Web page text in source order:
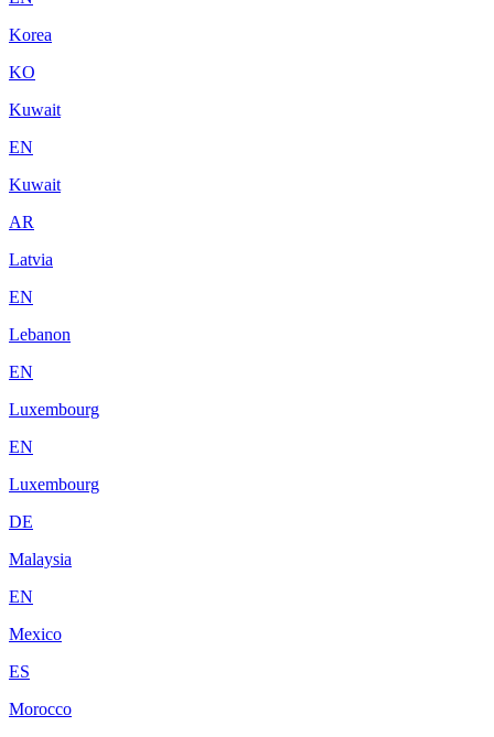
Korea
KO
Kuwait
EN
Kuwait
AR
Latvia
EN
Lebanon
EN
Luxembourg
EN
Luxembourg
DE
Malaysia
EN
Mexico
ES
Morocco